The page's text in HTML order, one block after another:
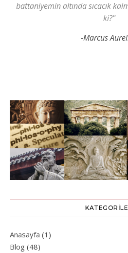
battaniyemin altında sıcacık
ki?"
-Marcus
Anasayfa (1)
Blog (48)